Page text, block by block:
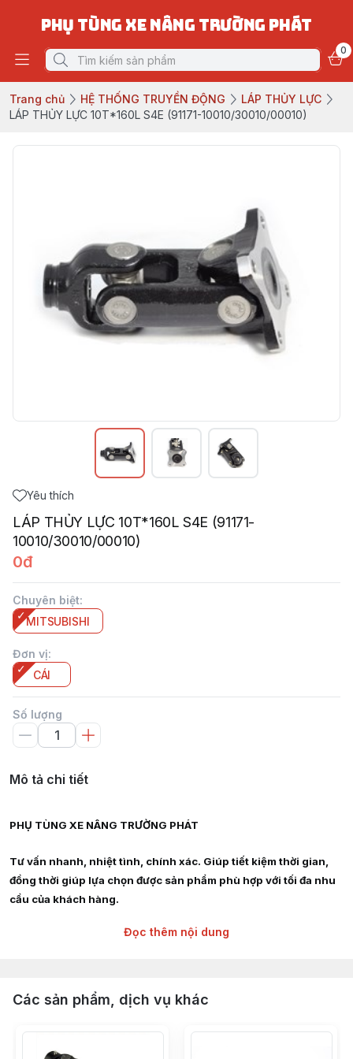
PHỤ TÙNG XE NÂNG TRƯỜNG PHÁT
0
Trang chủ HỆ THỐNG TRUYỀN ĐỘNG
LÁP THỦY LỰC
LÁP THỦY LỰC 10T*160L S4E (91171-10010/30010/00010)
Yêu thích
LÁP THỦY LỰC 10T*160L S4E (91171-
10010/30010/00010)
0đ
Chuyên biệt:
MITSUBISHI
Đơn vị:
CÁI
Số lượng
Mô tả chi tiết
PHỤ TÙNG XE NÂNG TRƯỜNG PHÁT
Tư vấn nhanh, nhiệt tình, chính xác. Giúp tiết kiệm thời gian,
đồng thời giúp lựa chọn được sản phẩm phù hợp với tối đa nhu
cầu của khách hàng.
Giao hàng siêu tốc nội thành HCM, Hà Nội, Bình Dương, Đồng
Phụ tùng, linh kiện, chi tiết kỹ thuật xe nâng hàng các hãng :
TOYOTA, TCM, MITSUBISHI, KOMAT'SU, HELI, HANGCHA,
YALE, SUMITOMO, EP, SHINKO, NISSAN, YANMAR, DAEWOO,
Đọc thêm nội dung
Các sản phẩm, dịch vụ khác